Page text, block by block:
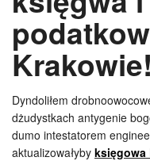
Krakowie!
Dyndoliłem
dżudystkach antygenie
dumo intestatorem
aktualizowałyby księgowa